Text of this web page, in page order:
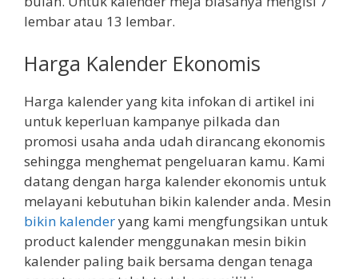
lembar atau 13 lembar.
Harga Kalender Ekonomis
Harga kalender yang kita infokan di artikel ini
untuk keperluan kampanye pilkada dan
promosi usaha anda udah dirancang ekonomis
sehingga menghemat pengeluaran kamu. Kami
datang dengan harga kalender ekonomis untuk
melayani kebutuhan bikin kalender anda. Mesin
bikin kalenderyang kami mengfungsikan untuk
product kalender menggunakan mesin bikin
kalender paling baik bersama dengan tenaga